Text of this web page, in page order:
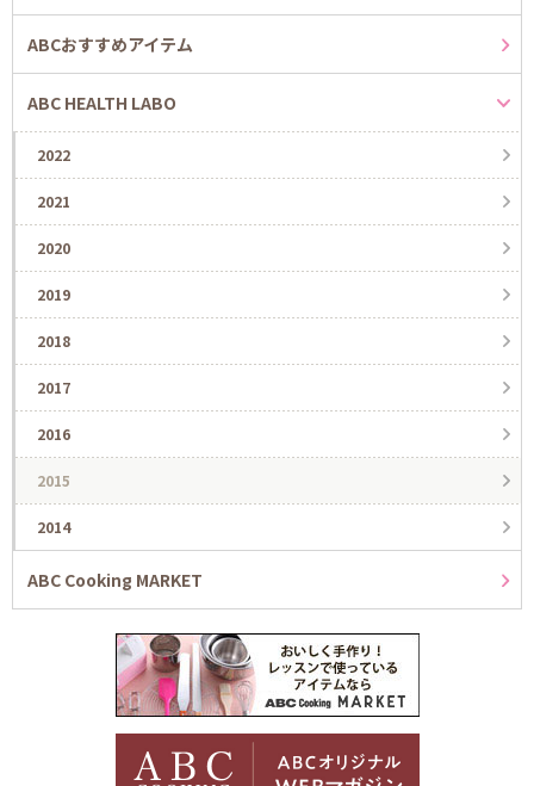
ABCおすすめアイテム
ABC HEALTH LABO
2022
2021
2020
2019
2018
2017
2016
2015
2014
ABC Cooking MARKET